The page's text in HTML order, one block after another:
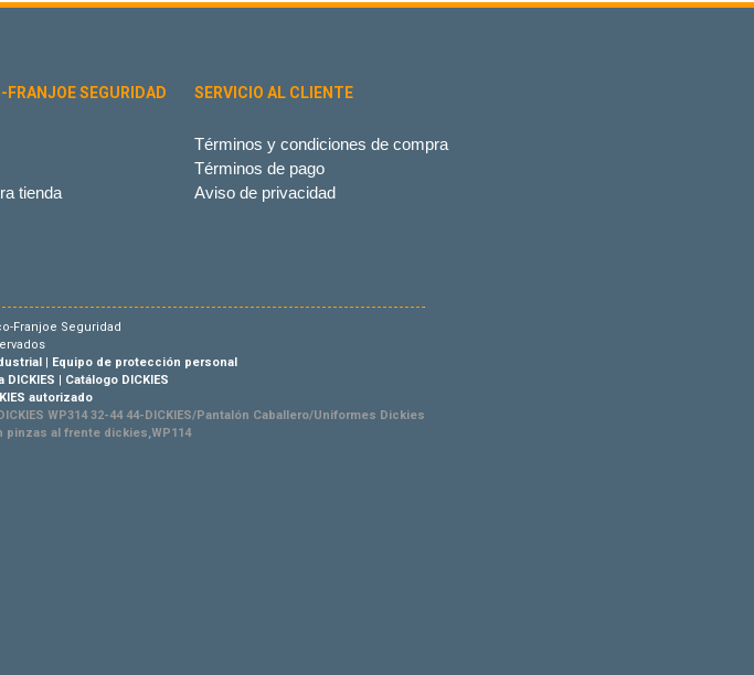
SEGURIDAD
tienda
SERVICIO AL CLIENTE
Términos y condiciones de compra
Términos de pago
Aviso de privacidad
Franjoe Seguridad
| Equipo de protección personal
DICKIES | Catálogo DICKIES
autorizado
DICKIES WP314 32-44 44-DICKIES/Pantalón Caballero/Uniformes Dickies
pinzas al frente dickies,WP114